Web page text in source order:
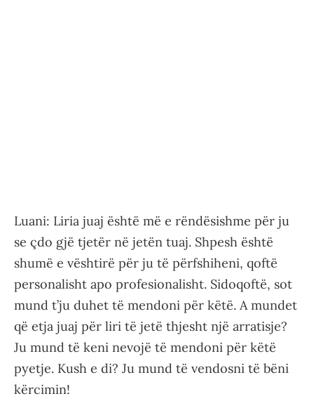
Luani: Liria juaj është më e rëndësishme për ju
se çdo gjë tjetër në jetën tuaj. Shpesh është
shumë e vështirë për ju të përfshiheni, qoftë
personalisht apo profesionalisht. Sidoqoftë, sot
mund t’ju duhet të mendoni për këtë. A mundet
që etja juaj për liri të jetë thjesht një arratisje?
Ju mund të keni nevojë të mendoni për këtë
pyetje. Kush e di? Ju mund të vendosni të bëni
kërcimin!